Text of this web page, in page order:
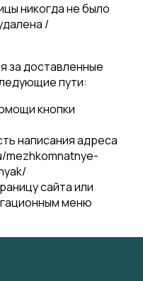
никогда не было
/
за доставленные
пути:
кнопки
написания адреса
mezhkomnatnye-
сайта или
меню